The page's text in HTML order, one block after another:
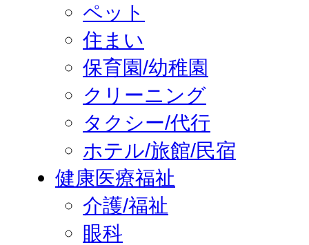
ペット
住まい
保育園/幼稚園
クリーニング
タクシー/代行
ホテル/旅館/民宿
健康医療福祉
介護/福祉
眼科